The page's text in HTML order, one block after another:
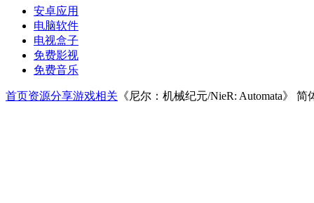
安卓应用
电脑软件
电视盒子
免费影视
免费音乐
首页资源分享游戏相关 《尼尔：机械纪元/NieR: Automata》 简